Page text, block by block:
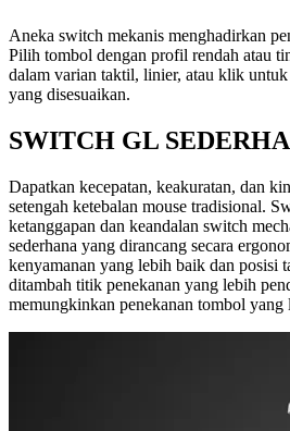
Aneka switch mekanis menghadirkan
Pilih tombol dengan profil rendah atau
dalam varian taktil, linier, atau klik
yang disesuaikan.
SWITCH GL
Dapatkan kecepatan, keakuratan, dan
setengah ketebalan mouse tradisional.
ketanggapan dan keandalan switch
sederhana yang dirancang secara
kenyamanan yang lebih baik dan posisi
ditambah titik penekanan yang lebih
memungkinkan penekanan tombol yang